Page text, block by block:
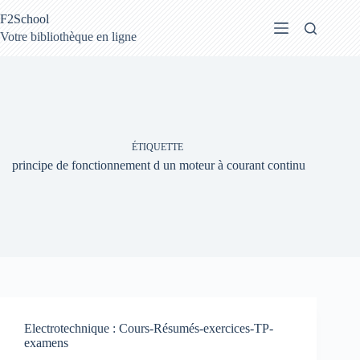
au
contenu
F2School
Votre bibliothèque en ligne
ÉTIQUETTE
principe de fonctionnement d un moteur à courant continu
Electrotechnique : Cours-Résumés-exercices-TP-
examens